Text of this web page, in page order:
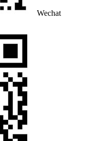
Wechat